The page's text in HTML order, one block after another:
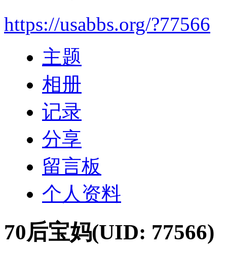
https://usabbs.org/?77566
主题
相册
记录
分享
留言板
个人资料
70后宝妈(UID: 77566)